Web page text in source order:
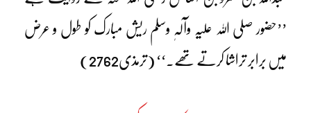
’’حضور صلی اللہ علیہ وآلہٖ وسلم ریش مبارک کو طول و عرض
میں برابر تراشا کرتے تھے۔‘‘ (ترمذی2762)